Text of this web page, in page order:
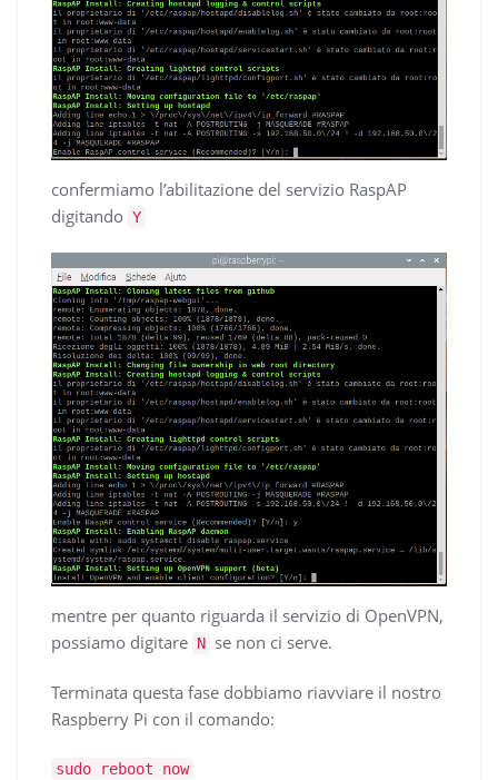
confermiamo l’abilitazione del servizio RaspAP
digitando Y
mentre per quanto riguarda il servizio di OpenVPN,
possiamo digitare N se non ci serve.
Terminata questa fase dobbiamo riavviare il nostro
Raspberry Pi con il comando:
sudo reboot now